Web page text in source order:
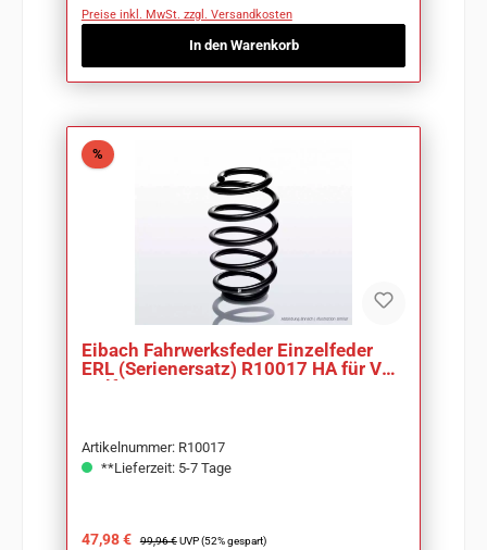
Preise inkl. MwSt. zzgl. Versandkosten
In den Warenkorb
%Rabatt
Eibach Fahrwerksfeder Einzelfeder
ERL (Serienersatz) R10017 HA für VW
Golf IV
Artikelnummer: R10017
**Lieferzeit: 5-7 Tage
Verkaufspreis:
47,98 € Regulärer Preis:
99,96 € UVP (52% gespart)